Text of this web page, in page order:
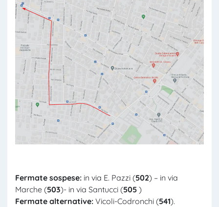
Fermate sospese: in via E. Pazzi (502) – in via
Marche (503)- in via Santucci (505 )
Fermate alternative: Vicoli-Codronchi (541).